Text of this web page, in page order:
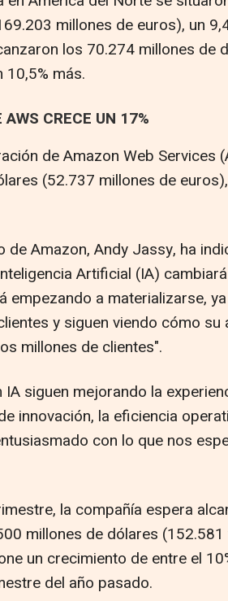
millones de euros), un
los 70.274 millones de
más.
CRECE UN 17%
de Amazon Web Services
(52.737 millones de
de Amazon, Andy Jassy, ha
Artificial (IA)
empezando a materializarse,
y siguen viendo cómo
millones de clientes".
siguen mejorando la
innovación, la eficiencia
con lo que nos
la compañía espera
millones de dólares
un crecimiento de entre el
del año pasado.